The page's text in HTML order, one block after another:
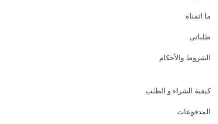
ما اتمناه
طلباتي
الشروط والأحكام
كيفية الشراء و الطلب
المدفوعات